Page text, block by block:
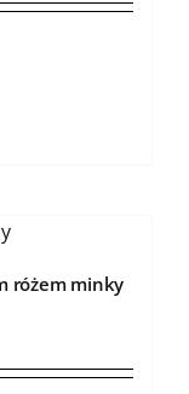
różem minky